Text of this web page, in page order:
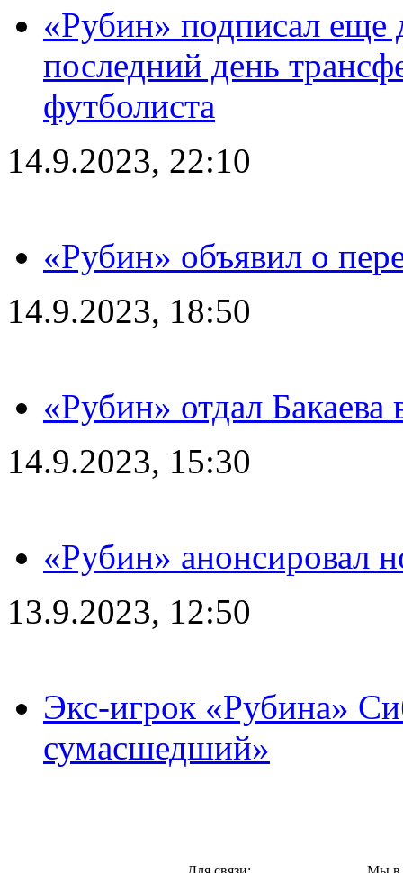
«Рубин» подписал еще
последний день
футболиста
14.9.2023, 22:10
«Рубин» объявил о
14.9.2023, 18:50
«Рубин» отдал
14.9.2023, 15:30
«Рубин» анонсировал
13.9.2023, 12:50
Экс-игрок «Рубина»
сумасшедший»